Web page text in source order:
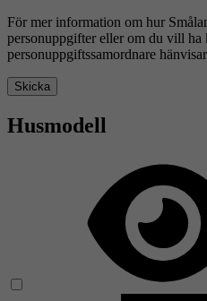
För mer information om hur
personuppgifter eller om du vill
personuppgiftssamordnare
Skicka
Husmodell